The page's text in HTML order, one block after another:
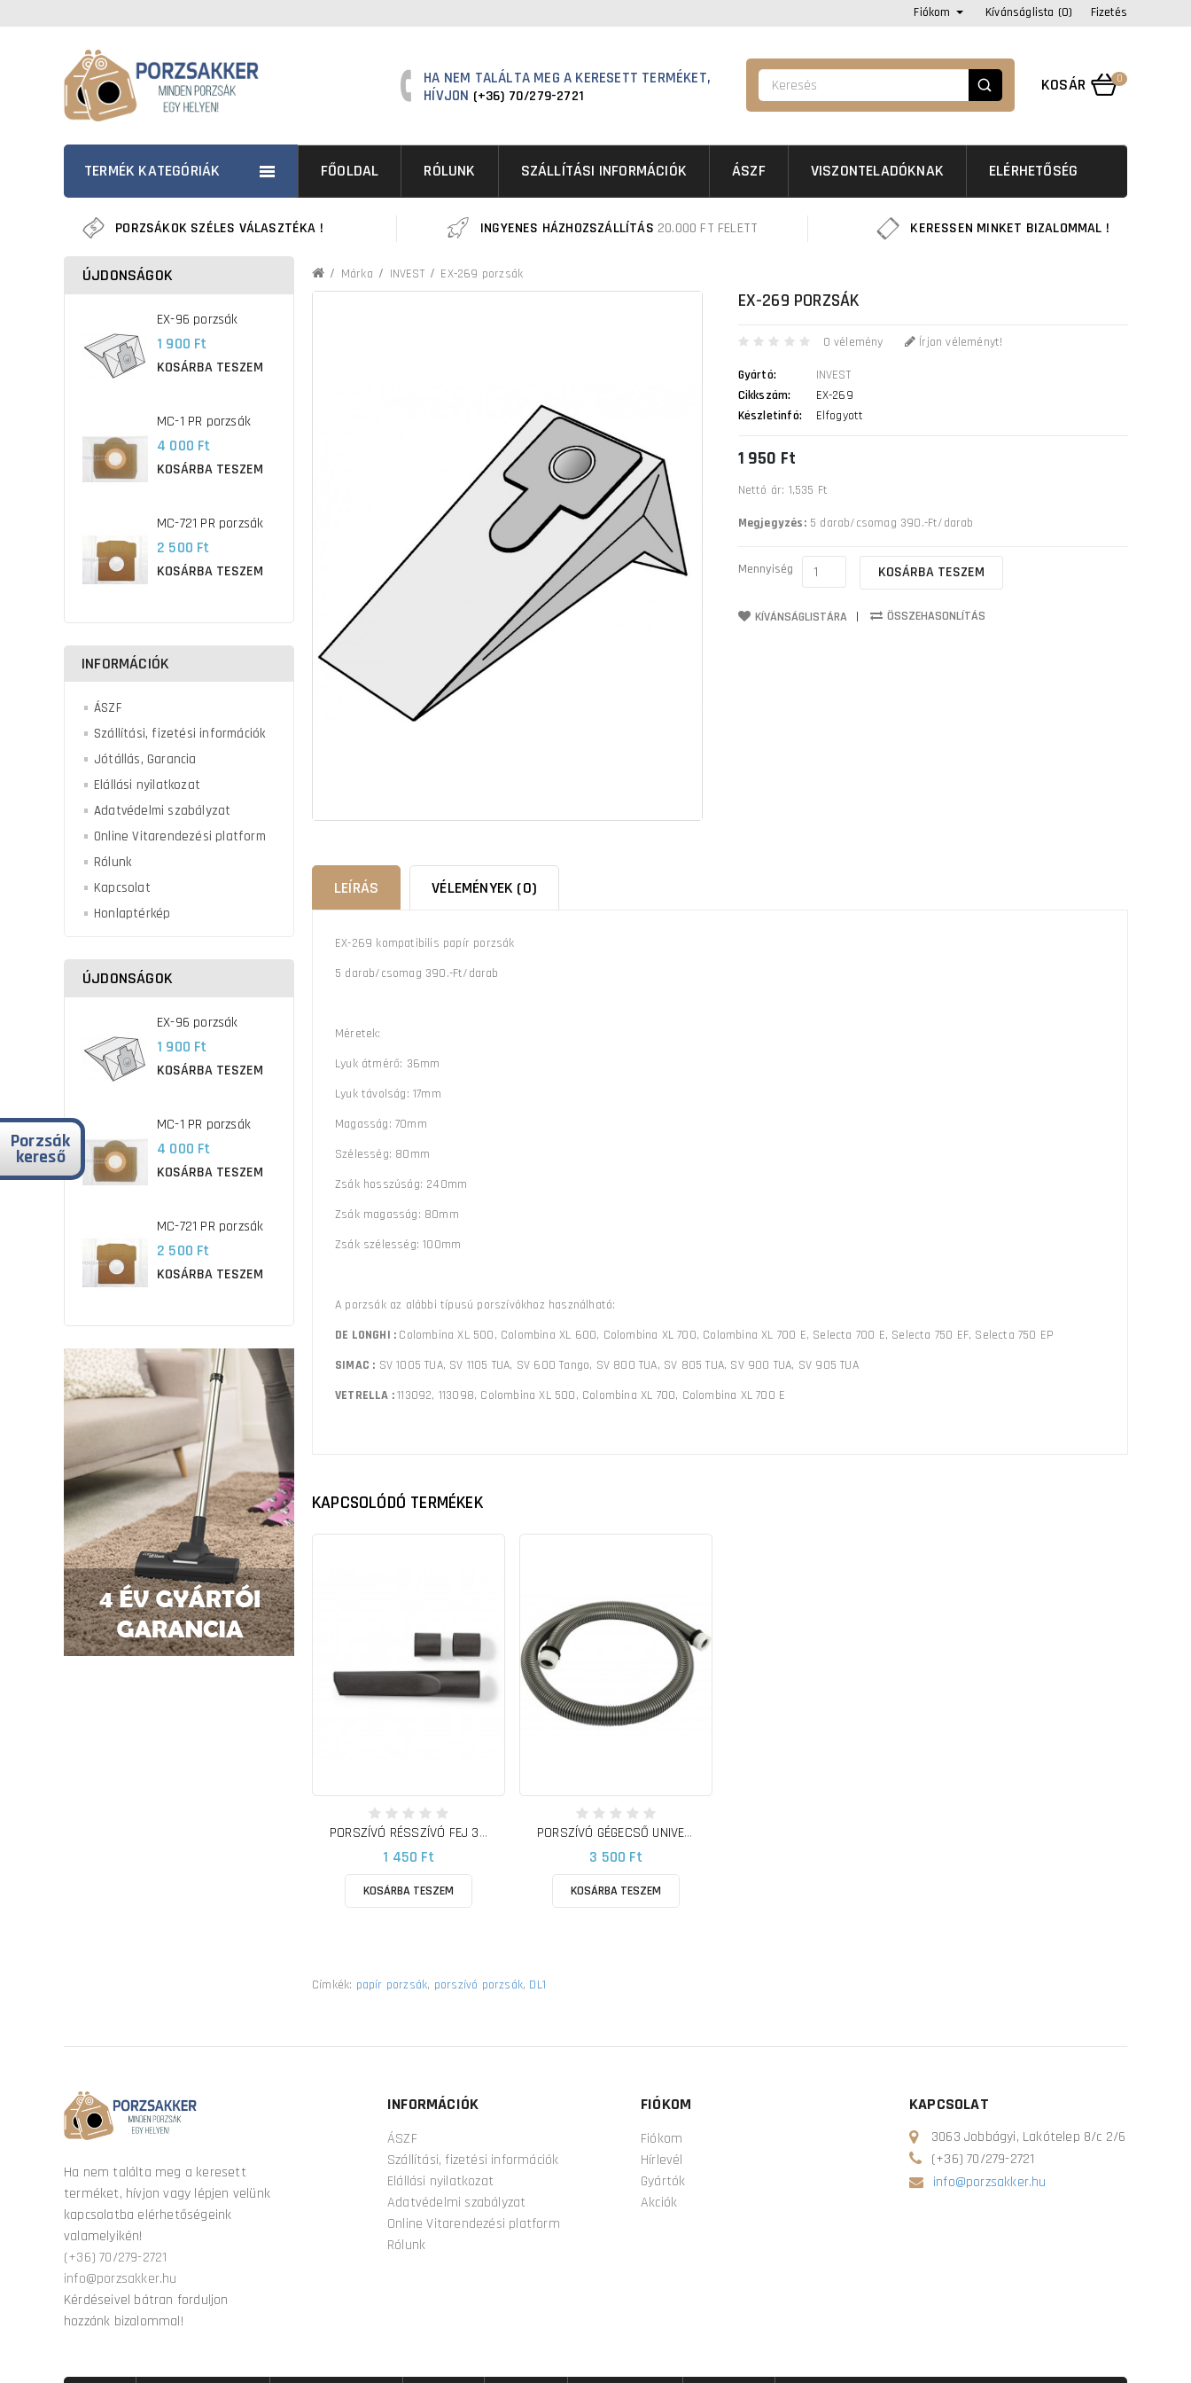
Porzsák
kereső
Fiókom Kívánságlista (0) Fizetés
KOSÁR 0
HA NEM TALÁLTA MEG A KERESETT TERMÉKET,
HÍVJON (+36) 70/279-2721
TERMÉK KATEGÓRIÁK FŐOLDAL RÓLUNK SZÁLLÍTÁSI INFORMÁCIÓK ÁSZF VISZONTELADÓKNAK ELÉRHETŐSÉG
PORZSÁKOK SZÉLES VÁLASZTÉKA ! INGYENES HÁZHOZSZÁLLÍTÁS 20.000 FT FELETT KERESSEN MINKET BIZALOMMAL !
ÚJDONSÁGOK
EX-96 porzsák
1 900 Ft
KOSÁRBA TESZEM
MC-1 PR porzsák
4 000 Ft
KOSÁRBA TESZEM
MC-721 PR porzsák
2 500 Ft
KOSÁRBA TESZEM
INFORMÁCIÓK
ÁSZF
Szállítási, fizetési információk
Jótállás, Garancia
Elállási nyilatkozat
Adatvédelmi szabályzat
Online Vitarendezési platform
Rólunk
Kapcsolat
Honlaptérkép
ÚJDONSÁGOK
EX-96 porzsák
1 900 Ft
KOSÁRBA TESZEM
MC-1 PR porzsák
4 000 Ft
KOSÁRBA TESZEM
MC-721 PR porzsák
2 500 Ft
KOSÁRBA TESZEM
Márka INVEST EX-269 porzsák
EX-269 PORZSÁK
0 vélemény Írjon véleményt!
Gyártó:
INVEST
Cikkszám:
EX-269
Készletinfó:
Elfogyott
1 950 Ft
Nettó ár: 1,535 Ft
Megjegyzés:5 darab/csomag 390.-Ft/darab
Mennyiség KOSÁRBA TESZEM
KÍVÁNSÁGLISTÁRA ÖSSZEHASONLÍTÁS
LEÍRÁS VÉLEMÉNYEK (0)
EX-269 kompatibilis papír porzsák
5 darab/csomag 390.-Ft/darab
Méretek:
Lyuk átmérő: 36mm
Lyuk távolság: 17mm
Magasság: 70mm
Szélesség: 80mm
Zsák hosszúság: 240mm
Zsák magasság: 80mm
Zsák szélesség: 100mm
A porzsák az alábbi típusú porszívókhoz használható:
DE LONGHI : Colombina XL 500, Colombina XL 600, Colombina XL 700, Colombina XL 700 E, Selecta 700 E, Selecta 750 EF, Selecta 750 EP
SIMAC : SV 1005 TUA, SV 1105 TUA, SV 600 Tango, SV 800 TUA, SV 805 TUA, SV 900 TUA, SV 905 TUA
VETRELLA :113092, 113098, Colombina XL 500, Colombina XL 700, Colombina XL 700 E
KAPCSOLÓDÓ TERMÉKEK
PORSZÍVÓ RÉSSZÍVÓ FEJ 30-32-35mm
1 450 Ft
KOSÁRBA TESZEM
PORSZÍVÓ GÉGECSŐ UNIVERZÁLIS
3 500 Ft
KOSÁRBA TESZEM
Címkék: papír porzsák, porszívó porzsák, DL1
Ha nem találta meg a keresett
terméket, hívjon vagy lépjen velünk
kapcsolatba elérhetőségeink
valamelyikén!
(+36) 70/279-2721
info@porzsakker.hu
Kérdéseivel bátran forduljon
hozzánk bizalommal!
INFORMÁCIÓK
ÁSZF
Szállítási, fizetési információk
Elállási nyilatkozat
Adatvédelmi szabályzat
Online Vitarendezési platform
Rólunk
FIÓKOM
Fiókom
Hírlevél
Gyártók
Akciók
KAPCSOLAT
3063 Jobbágyi, Lakótelep 8/c 2/6
(+36) 70/279-2721
info@porzsakker.hu